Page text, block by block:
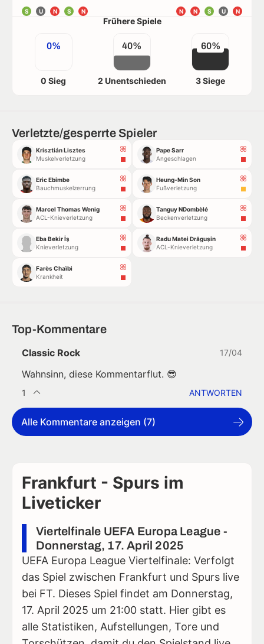
S U N S N N
U
S
N
N
Frühere Spiele
0%
0 Sieg
40%
2 Unentschieden
60%
3 Siege
Verletzte/gesperrte Spieler
Krisztián Lisztes
Muskelverletzung
Eric Ebimbe
Bauchmuskelzerrung
Marcel Thomas Wenig
ACL-Knieverletzung
Eba Bekir İş
Knieverletzung
Farès Chaïbi
Krankheit
Pape Sarr
Angeschlagen
Heung-Min Son
Fußverletzung
Tanguy NDombèlé
Beckenverletzung
Radu Matei Drăgușin
ACL-Knieverletzung
Top-Kommentare
Classic Rock 17/04
Wahnsinn, diese Kommentarflut. 😎
1 ANTWORTEN
Alle Kommentare anzeigen (7)
Frankfurt - Spurs im
Liveticker
Viertelfinale UEFA Europa League -
Donnerstag, 17. April 2025
UEFA Europa League Viertelfinale: Verfolgt
das Spiel zwischen Frankfurt und Spurs live
bei FT. Dieses Spiel findet am Donnerstag,
17. April 2025 um 21:00 statt. Hier gibt es
alle Statistiken, Aufstellungen, Tore und